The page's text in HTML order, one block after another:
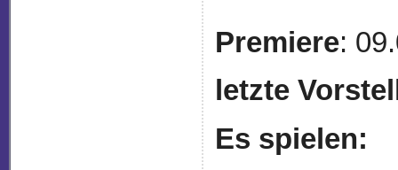
Premiere:
letzte
Es spielen: